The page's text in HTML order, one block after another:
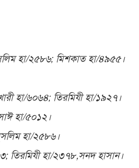
হা/২৫৮৬; মিশকাত হা/৪৯৫৫।
হা/৬০৬৪; তিরমিযী হা/১৯২৭।
হা/৫০১২।
হা/২৫৮৬।
তিরমিযী হা/২৩৭৮,সনদ হাসান।